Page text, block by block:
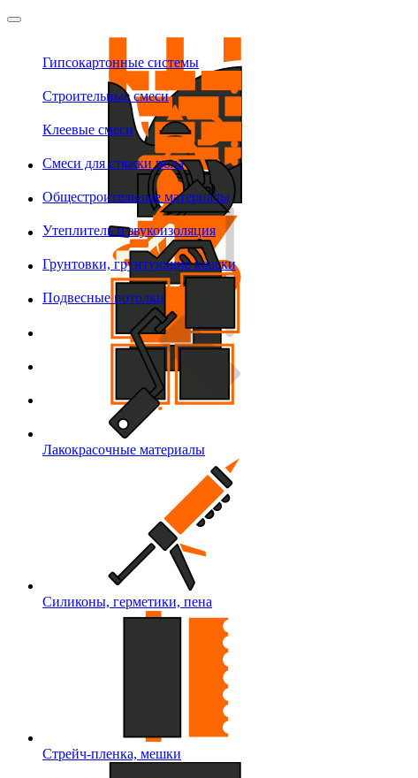
Гипсокартонные системы
Строительные смеси
Клеевые смеси
Смеси для стяжки пола
Общестроительные материалы
Утеплитель и звукоизоляция
Грунтовки, грунтующие краски
Подвесные потолки
Лакокрасочные материалы
Силиконы, герметики, пена
Стрейч-пленка, мешки